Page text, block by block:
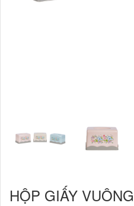
HỘP GIẤY